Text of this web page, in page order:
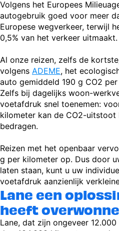
Volgens het Europees
autogebruik goed voor meer
Europese wegverkeer, terwijl
0,5% van het verkeer uitmaakt.
Al onze reizen, zelfs de
volgens ADEME, het
auto gemiddeld 190 g CO2
Zelfs bij dagelijks woon-
voetafdruk snel toenemen:
kilometer kan de CO2-
bedragen.
Reizen met het openbaar
g per kilometer op. Dus door
laten staan, kunt u uw
voetafdruk aanzienlijk
Lane een
heeft
Lane, dat zijn ongeveer